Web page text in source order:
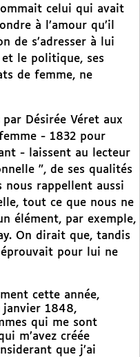
celui qui avait
à l’amour qu’il
de s’adresser à lui
le politique, ses
de femme, ne
par Désirée Véret aux
- 1832 pour
- laissent au lecteur
”, de ses qualités
nous rappellent aussi
tout ce que nous ne
élément, par exemple,
On dirait que, tandis
éprouvait pour lui ne
cette année,
1848,
qui me sont
m’avez créée
que j’ai